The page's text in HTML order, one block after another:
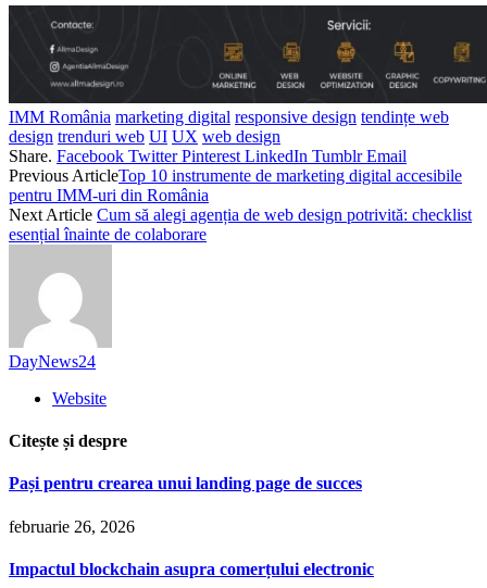
IMM România marketing digital responsive design tendințe web
design trenduri web UI UX web design
Share. Facebook Twitter Pinterest LinkedIn Tumblr Email
Previous ArticleTop 10 instrumente de marketing digital accesibile
pentru IMM-uri din România
Next Article Cum să alegi agenția de web design potrivită: checklist
esențial înainte de colaborare
DayNews24
Website
Citește și despre
Pași pentru crearea unui landing page de succes
februarie 26, 2026
Impactul blockchain asupra comerțului electronic